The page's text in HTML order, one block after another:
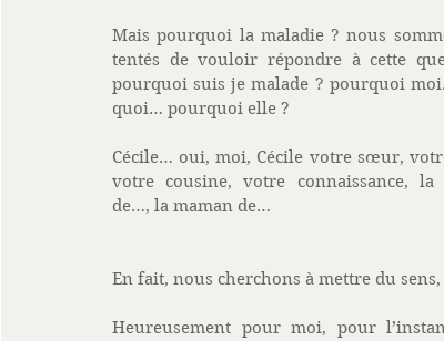
Mais pourquoi la maladie ? nous
tentés de vouloir répondre à cette
pourquoi suis je malade ? pourquoi
quoi… pourquoi elle ?
Cécile… oui, moi, Cécile votre sœur,
votre cousine, votre connaissance, la
de…, la maman de…
En fait, nous cherchons à mettre du
Heureusement pour moi, pour